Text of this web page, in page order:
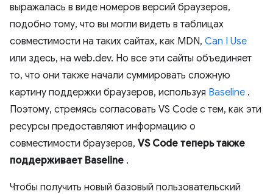
выражалась в виде номеров версий браузеров,
подобно тому, что вы могли видеть в таблицах
совместимости на таких сайтах, как MDN, Can I Use
или здесь, на web.dev. Но все эти сайты объединяет
то, что они также начали суммировать сложную
картину поддержки браузеров, используя Baseline .
Поэтому, стремясь согласовать VS Code с тем, как эти
ресурсы предоставляют информацию о
совместимости браузеров, VS Code теперь также
поддерживает Baseline .
Чтобы получить новый базовый пользовательский